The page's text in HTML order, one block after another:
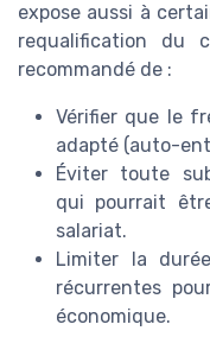
expose aussi à
requalification du
recommandé de :
Vérifier que le
adapté (auto-
Éviter toute
qui pourrait
salariat.
Limiter la
récurrentes
économique.